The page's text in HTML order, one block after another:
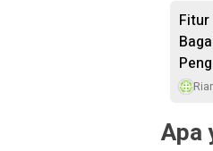
Fitur
Apa